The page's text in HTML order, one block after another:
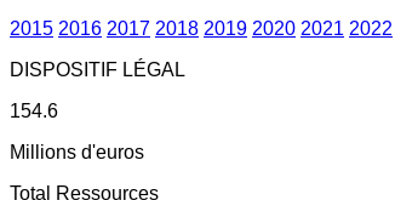
2015 2016 2017 2018 2019 2020 2021 2022
DISPOSITIF LÉGAL
154.6
Millions d'euros
Total Ressources